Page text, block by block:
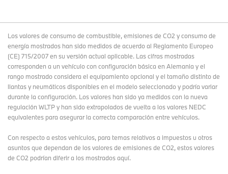
Los valores de consumo de combustible, emisiones de CO2 y consumo de
energía mostrados han sido medidos de acuerdo al Reglamento Europeo
(CE) 715/2007 en su versión actual aplicable. Las cifras mostradas
corresponden a un vehículo con configuración básica en Alemania y el
rango mostrado considera el equipamiento opcional y el tamaño distinto de
llantas y neumáticos disponibles en el modelo seleccionado y podría variar
durante la configuración. Los valores han sido ya medidos con la nueva
regulación WLTP y han sido extrapolados de vuelta a los valores NEDC
equivalentes para asegurar la correcta comparación entre vehículos.
Con respecto a estos vehículos, para temas relativos a impuestos u otros
asuntos que dependan de los valores de emisiones de CO2, estos valores
de CO2 podrían diferir a los mostrados aquí.